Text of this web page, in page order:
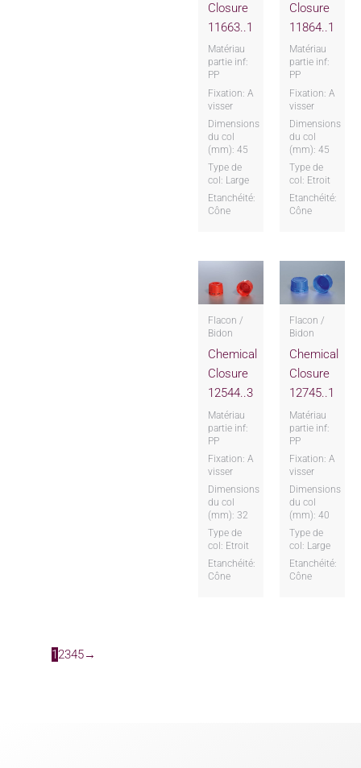
Closure
11663..1
Matériau
partie inf:
PP
Fixation: A
visser
Dimensions
du col
(mm): 45
Type de
col: Large
Etanchéité:
Cône
Closure
11864..1
Matériau
partie inf:
PP
Fixation: A
visser
Dimensions
du col
(mm): 45
Type de
col: Etroit
Etanchéité:
Cône
Flacon /
Bidon
Chemical
Closure
12544..3
Matériau
partie inf:
PP
Fixation: A
visser
Dimensions
du col
(mm): 32
Type de
col: Etroit
Etanchéité:
Cône
Flacon /
Bidon
Chemical
Closure
12745..1
Matériau
partie inf:
PP
Fixation: A
visser
Dimensions
du col
(mm): 40
Type de
col: Large
Etanchéité:
Cône
12345→